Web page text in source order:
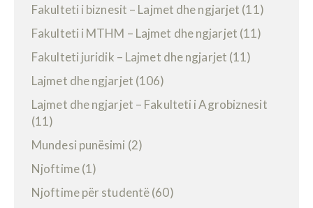
Fakulteti i biznesit – Lajmet dhe ngjarjet (11)
Fakulteti i MTHM – Lajmet dhe ngjarjet (11)
Fakulteti juridik – Lajmet dhe ngjarjet (11)
Lajmet dhe ngjarjet (106)
Lajmet dhe ngjarjet – Fakulteti i Agrobiznesit
(11)
Mundesi punësimi (2)
Njoftime(1)
Njoftime për studentë(60)